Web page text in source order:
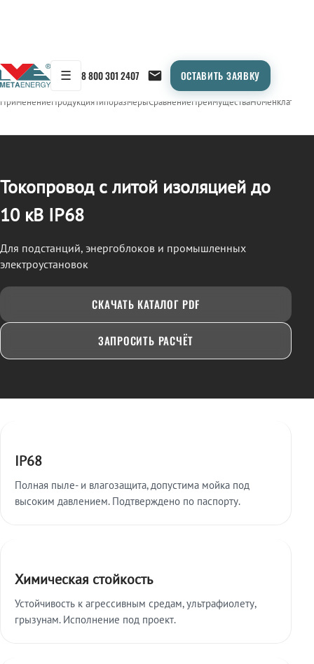
☰ 8 800 301 2407 ОСТАВИТЬ ЗАЯВКУ
← Продукция/ТОКОПРОВОД
ПрименениеПродукцияТипоразмерыСравнениеПреимуществаНоменклатура
Токопровод с литой изоляцией до
10 кВ IP68
Для подстанций, энергоблоков и промышленных
электроустановок
СКАЧАТЬ КАТАЛОГ PDF
ЗАПРОСИТЬ РАСЧЁТ
IP68
Полная пыле- и влагозащита, допустима мойка под
высоким давлением. Подтверждено по паспорту.
Химическая стойкость
Устойчивость к агрессивным средам, ультрафиолету,
грызунам. Исполнение под проект.